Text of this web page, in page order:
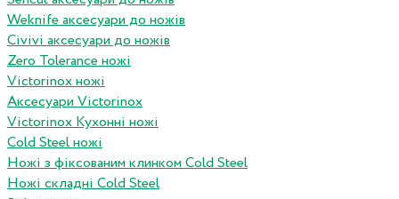
Weknife аксесуари до ножів
Civivi аксесуари до ножів
Zero Tolerance ножі
Victorinox ножі
Аксесуари Victorinox
Victorinox Кухонні ножі
Cold Steel ножі
Ножі з фіксованим клинком Cold Steel
Ножі складні Cold Steel